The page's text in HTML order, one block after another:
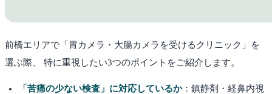
前橋エリアで「胃カメラ・大腸カメラを受けるクリニック」を
選ぶ際、 特に重視したい3つのポイントをご紹介します。
「苦痛の少ない検査」に対応しているか：鎮静剤・経鼻内視